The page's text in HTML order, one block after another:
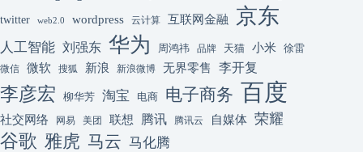
twitter web2.0 wordpress 云计算 互联网金融 京东
人工智能 刘强东 华为 周鸿祎 品牌 天猫 小米 徐雷
微信 微软 搜狐 新浪 新浪微博 无界零售 李开复
李彦宏 柳华芳 淘宝 电商 电子商务 百度
社交网络 网易 美团 联想 腾讯 腾讯云 自媒体 荣耀
谷歌 雅虎 马云 马化腾